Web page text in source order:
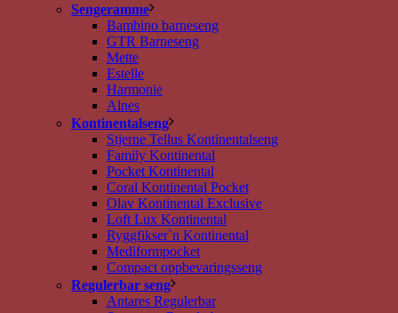
Sengeramme
Bambino barneseng
GTR Barneseng
Mette
Estelle
Harmonie
Alnes
Kontinentalseng
Stjerne Tellus Kontinentalseng
Family Kontinental
Pocket Kontinental
Coral Kontinental Pocket
Olav Kontinental Exclusive
Loft Lux Kontinental
Ryggfikser`n Kontinental
Mediformpocket
Compact oppbevaringsseng
Regulerbar seng
Antares Regulerbar